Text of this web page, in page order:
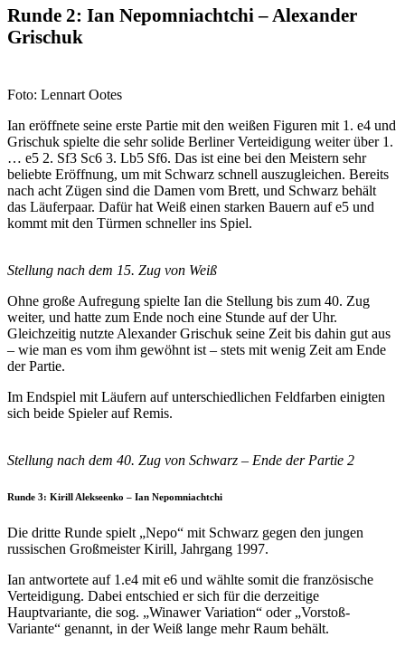
Runde 2: Ian Nepomniachtchi – Alexander
Grischuk
Foto: Lennart Ootes
Ian eröffnete seine erste Partie mit den weißen Figuren mit 1. e4 und
Grischuk spielte die sehr solide Berliner Verteidigung weiter über 1.
… e5 2. Sf3 Sc6 3. Lb5 Sf6. Das ist eine bei den Meistern sehr
beliebte Eröffnung, um mit Schwarz schnell auszugleichen. Bereits
nach acht Zügen sind die Damen vom Brett, und Schwarz behält
das Läuferpaar. Dafür hat Weiß einen starken Bauern auf e5 und
kommt mit den Türmen schneller ins Spiel.
Stellung nach dem 15. Zug von Weiß
Ohne große Aufregung spielte Ian die Stellung bis zum 40. Zug
weiter, und hatte zum Ende noch eine Stunde auf der Uhr.
Gleichzeitig nutzte Alexander Grischuk seine Zeit bis dahin gut aus
– wie man es vom ihm gewöhnt ist – stets mit wenig Zeit am Ende
der Partie.
Im Endspiel mit Läufern auf unterschiedlichen Feldfarben einigten
sich beide Spieler auf Remis.
Stellung nach dem 40. Zug von Schwarz – Ende der Partie 2
Runde 3: Kirill Alekseenko – Ian Nepomniachtchi
Die dritte Runde spielt „Nepo“ mit Schwarz gegen den jungen
russischen Großmeister Kirill, Jahrgang 1997.
Ian antwortete auf 1.e4 mit e6 und wählte somit die französische
Verteidigung. Dabei entschied er sich für die derzeitige
Hauptvariante, die sog. „Winawer Variation“ oder „Vorstoß-
Variante“ genannt, in der Weiß lange mehr Raum behält.